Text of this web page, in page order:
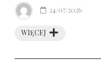
WIĘCEJ
24/07/2026